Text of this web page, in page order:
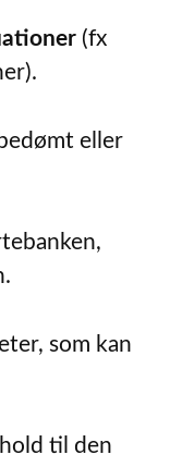
(fx
eller
som kan
til den